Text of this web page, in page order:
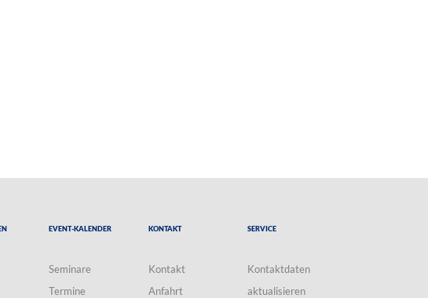
Event-Kalender
Seminare
Termine
Kontakt
Kontakt
Anfahrt
Service
Kontaktdaten
aktualisieren